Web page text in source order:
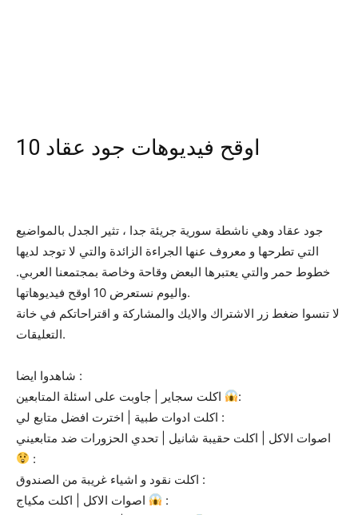
10 اوقح فيديوهات جود عقاد
جود عقاد وهي ناشطة سورية جريئة جدا ، تثير الجدل بالمواضيع
التي تطرحها و معروف عنها الجراءة الزائدة والتي لا توجد لديها
خطوط حمر والتي يعتبرها البعض وقاحة وخاصة بمجتمعنا العربي.
واليوم نستعرض 10 اوقح فيديوهاتها.
لا تنسوا ضغط زر الاشتراك والايك والمشاركة و اقتراحاتكم في خانة
التعليقات.
شاهدوا ايضا :
:
اكلت ادوات طبية | اخترت افضل متابع لي :
اصوات الاكل | اكلت حقيبة شانيل | تحدي الحزورات ضد متابعيني
:
اكلت نقود و اشياء غريبة من الصندوق :
: